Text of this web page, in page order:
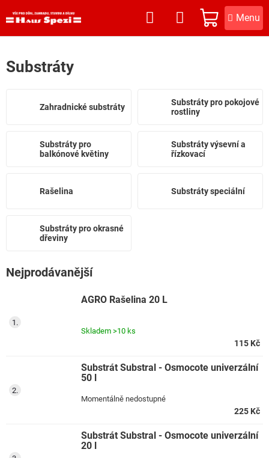
na
NÁKUPNÍ
KOŠÍK
Substráty
Zahradnické substráty
Substráty pro pokojové
rostliny
Substráty pro
balkónové květiny
Substráty výsevní a
řízkovací
Rašelina Substráty speciální
Substráty pro okrasné
dřeviny
Nejprodávanější
AGRO Rašelina 20 L
Skladem >10 ks
115 Kč
Substrát Substral - Osmocote univerzální
50 l
Momentálně nedostupné
225 Kč
Substrát Substral - Osmocote univerzální
20 l